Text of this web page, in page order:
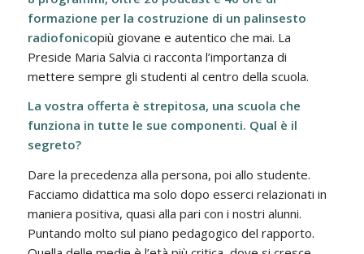
formazione per la costruzione di un palinsesto
radiofonicopiù giovane e autentico che mai. La
Preside Maria Salvia ci racconta l’importanza di
mettere sempre gli studenti al centro della scuola.
La vostra offerta è strepitosa, una scuola che
funziona in tutte le sue componenti. Qual è il
segreto?
Dare la precedenza alla persona, poi allo studente.
Facciamo didattica ma solo dopo esserci relazionati in
maniera positiva, quasi alla pari con i nostri alunni.
Puntando molto sul piano pedagogico del rapporto.